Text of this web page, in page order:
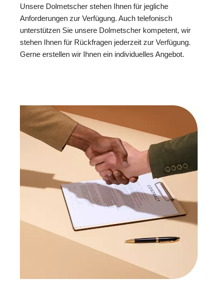
Unsere Dolmetscher stehen Ihnen für jegliche
Anforderungen zur Verfügung. Auch telefonisch
unterstützen Sie unsere Dolmetscher kompetent, wir
stehen Ihnen für Rückfragen jederzeit zur Verfügung.
Gerne erstellen wir Ihnen ein individuelles Angebot.